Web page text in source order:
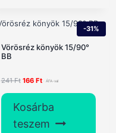
-31%
Vörösréz könyök 15/90°
BB
241Ft Original
241 Ft.
166 FtCurrent
166 Ft.
Kosárba
teszem